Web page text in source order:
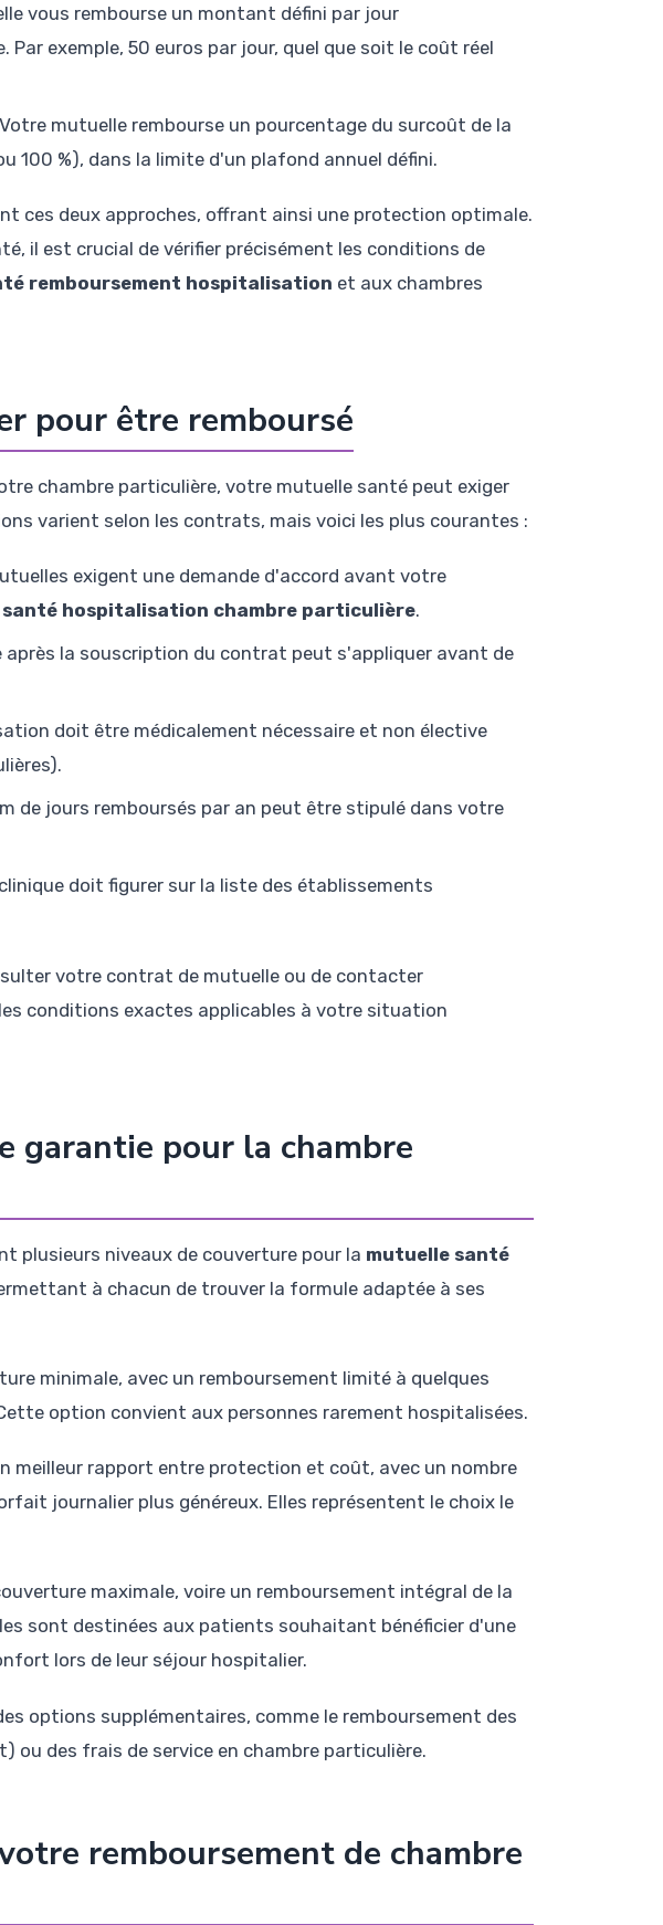
vous rembourse un montant défini par jour
exemple, 50 euros par jour, quel que soit le coût réel
Votre mutuelle rembourse un pourcentage du surcoût de la
100 %), dans la limite d'un plafond annuel défini.
ces deux approches, offrant ainsi une protection optimale.
il est crucial de vérifier précisément les conditions de
remboursement hospitalisation et aux chambres
pour être remboursé
chambre particulière, votre mutuelle santé peut exiger
varient selon les contrats, mais voici les plus courantes :
exigent une demande d'accord avant votre
hospitalisation chambre particulière.
la souscription du contrat peut s'appliquer avant de
doit être médicalement nécessaire et non élective
de jours remboursés par an peut être stipulé dans votre
doit figurer sur la liste des établissements
votre contrat de mutuelle ou de contacter
conditions exactes applicables à votre situation
garantie pour la chambre
plusieurs niveaux de couverture pour la mutuelle santé
à chacun de trouver la formule adaptée à ses
minimale, avec un remboursement limité à quelques
option convient aux personnes rarement hospitalisées.
meilleur rapport entre protection et coût, avec un nombre
journalier plus généreux. Elles représentent le choix le
maximale, voire un remboursement intégral de la
sont destinées aux patients souhaitant bénéficier d'une
lors de leur séjour hospitalier.
options supplémentaires, comme le remboursement des
des frais de service en chambre particulière.
remboursement de chambre